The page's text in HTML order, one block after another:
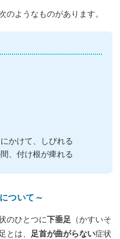
のようなものがあります。
かけて、しびれる
、付け根が痺れる
ついて～
のひとつに下垂足
（かすいそ
とは、
足首が曲がらない症状